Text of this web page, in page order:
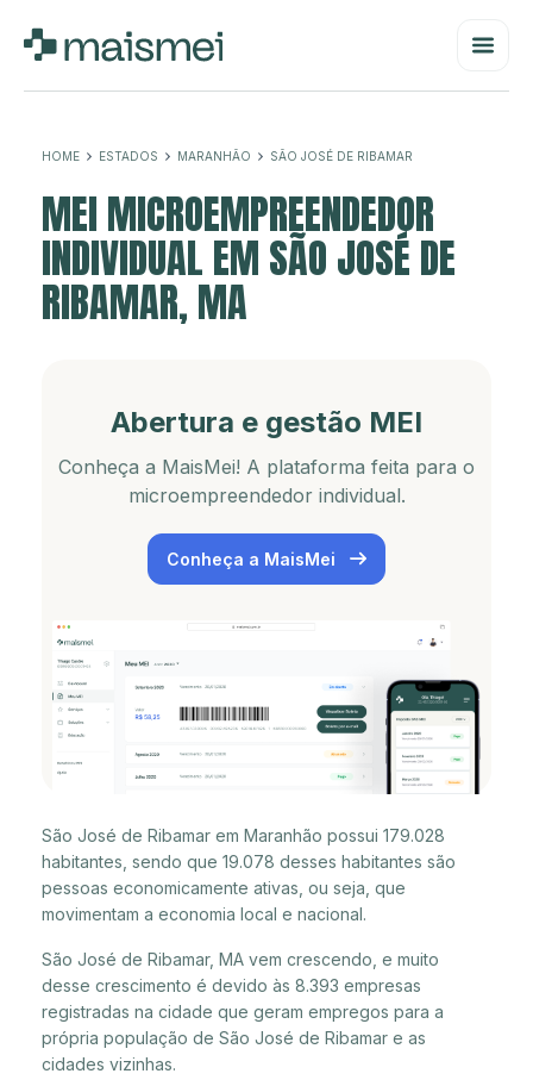
HOME ESTADOS MARANHÃO SÃO JOSÉ DE RIBAMAR
MEI MICROEMPREENDEDOR
INDIVIDUAL EM SÃO JOSÉ DE
RIBAMAR, MA
Abertura e gestão MEI
Conheça a MaisMei! A plataforma feita para o
microempreendedor individual.
Conheça a MaisMei
São José de Ribamar em Maranhão possui 179.028
habitantes, sendo que 19.078 desses habitantes são
pessoas economicamente ativas, ou seja, que
movimentam a economia local e nacional.
São José de Ribamar, MA vem crescendo, e muito
desse crescimento é devido às 8.393 empresas
registradas na cidade que geram empregos para a
própria população de São José de Ribamar e as
cidades vizinhas.